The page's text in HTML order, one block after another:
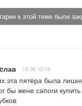
к этой теме были
18.06 12:16
эта пятёра была
бы жене сапоги